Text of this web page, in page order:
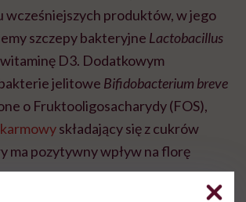
wcześniejszych produktów, w jego
szczepy bakteryjne Lactobacillus
witaminę D3. Dodatkowym
jelitowe Bifidobacterium breve
o Fruktooligosacharydy (FOS),
składający się z cukrów
ma pozytywny wpływ na florę